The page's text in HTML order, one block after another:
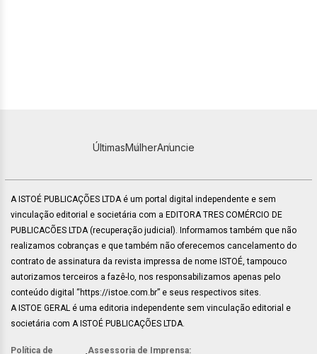
ÚltimasMulherAnuncie
A ISTOÉ PUBLICAÇÕES LTDA é um portal digital independente e sem
vinculação editorial e societária com a EDITORA TRES COMÉRCIO DE
PUBLICACÕES LTDA (recuperação judicial). Informamos também que não
realizamos cobranças e que também não oferecemos cancelamento do
contrato de assinatura da revista impressa de nome ISTOÉ, tampouco
autorizamos terceiros a fazê-lo, nos responsabilizamos apenas pelo
conteúdo digital “https://istoe.com.br” e seus respectivos sites.
A ISTOE GERAL é uma editoria independente sem vinculação editorial e
societária com A ISTOÉ PUBLICAÇÕES LTDA.
Política de Assessoria de Imprensa: